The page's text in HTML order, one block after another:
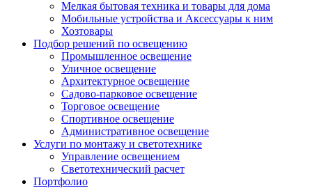
Мелкая бытовая техника и товары для дома
Мобильные устройства и Аксессуары к ним
Хозтовары
Подбор решений по освещению
Промышленное освещение
Уличное освещение
Архитектурное освещение
Садово-парковое освещение
Торговое освещение
Спортивное освещение
Административное освещение
Услуги по монтажу и светотехнике
Управление освещением
Светотехнический расчет
Портфолио